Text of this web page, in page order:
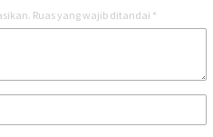
Ruas yang wajib ditandai *